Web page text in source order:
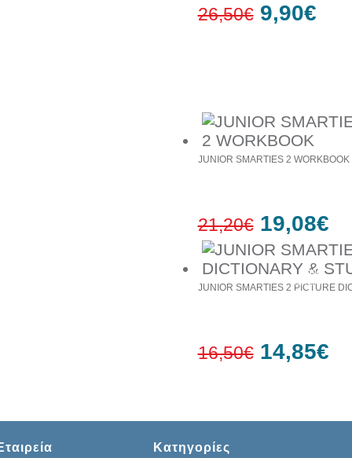
26,50€ 9,90€
10%
έκπτωση
JUNIOR SMARTIES 2 WORKBOOK
21,20€ 19,08€
JUNIOR SMARTIES 2 PICTURE
16,50€ 14,85€
Κατηγορίες